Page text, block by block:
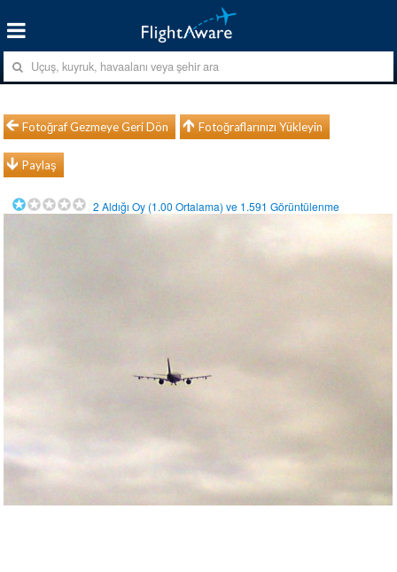
Fotoğraf Gezmeye Geri Dön Fotoğraflarınızı Yükleyin
Paylaş
2 Aldığı Oy (1.00 Ortalama) ve 1.591 Görüntülenme